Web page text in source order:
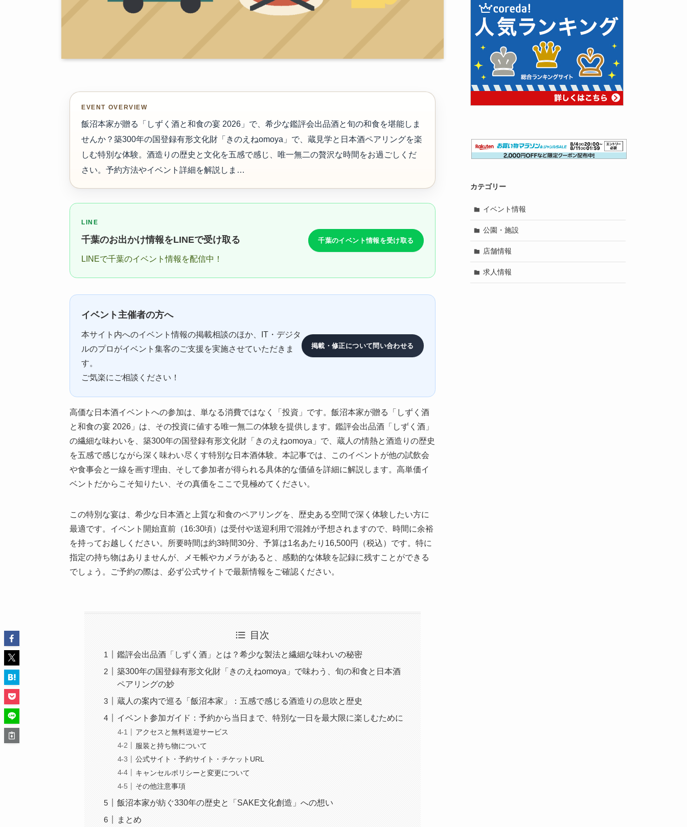
EVENT OVERVIEW
飯沼本家が贈る「しずく酒と和食の宴 2026」で、希少な鑑評会出品酒と旬の和食を堪能しま
せんか？築300年の国登録有形文化財「きのえねomoya」で、蔵見学と日本酒ペアリングを楽
しむ特別な体験。酒造りの歴史と文化を五感で感じ、唯一無二の贅沢な時間をお過ごしくだ
さい。予約方法やイベント詳細を解説しま…
LINE
千葉のお出かけ情報をLINEで受け取る
LINEで千葉のイベント情報を配信中！
千葉のイベント情報を受け取る
イベント主催者の方へ
本サイト内へのイベント情報の掲載相談のほか、IT・デジタ
ルのプロがイベント集客のご支援を実施させていただきま
す。
ご気楽にご相談ください！
掲載・修正について問い合わせる
高価な日本酒イベントへの参加は、単なる消費ではなく「投資」です。飯沼本家が贈る「しずく酒
と和食の宴 2026」は、その投資に値する唯一無二の体験を提供します。鑑評会出品酒「しずく酒」
の繊細な味わいを、築300年の国登録有形文化財「きのえねomoya」で、蔵人の情熱と酒造りの歴史
を五感で感じながら深く味わい尽くす特別な日本酒体験。本記事では、このイベントが他の試飲会
や食事会と一線を画す理由、そして参加者が得られる具体的な価値を詳細に解説します。高単価イ
ベントだからこそ知りたい、その真価をここで見極めてください。
この特別な宴は、希少な日本酒と上質な和食のペアリングを、歴史ある空間で深く体験したい方に
最適です。イベント開始直前（16:30頃）は受付や送迎利用で混雑が予想されますので、時間に余裕
を持ってお越しください。所要時間は約3時間30分、予算は1名あたり16,500円（税込）です。特に
指定の持ち物はありませんが、メモ帳やカメラがあると、感動的な体験を記録に残すことができる
でしょう。ご予約の際は、必ず公式サイトで最新情報をご確認ください。
目次
鑑評会出品酒「しずく酒」とは？希少な製法と繊細な味わいの秘密
築300年の国登録有形文化財「きのえねomoya」で味わう、旬の和食と日本酒
ペアリングの妙
蔵人の案内で巡る「飯沼本家」：五感で感じる酒造りの息吹と歴史
イベント参加ガイド：予約から当日まで、特別な一日を最大限に楽しむために
アクセスと無料送迎サービス
服装と持ち物について
公式サイト・予約サイト・チケットURL
キャンセルポリシーと変更について
その他注意事項
飯沼本家が紡ぐ330年の歴史と「SAKE文化創造」への想い
まとめ
カテゴリー
イベント情報
公園・施設
店舗情報
求人情報